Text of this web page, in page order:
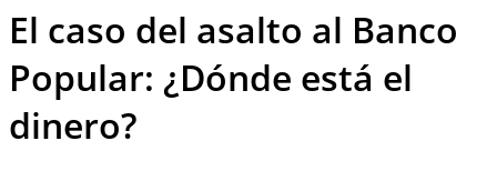
El caso del asalto al Banco
Popular: ¿Dónde está el
dinero?